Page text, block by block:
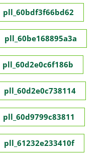
pll_60bdf3f66bd62
pll_60be168895a3a
pll_60d2e0c6f186b
pll_60d2e0c738114
pll_60d9799c83811
pll_61232e233410f